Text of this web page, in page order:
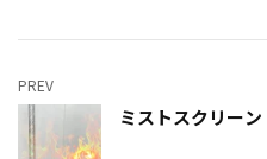
PREV
ミストスクリー